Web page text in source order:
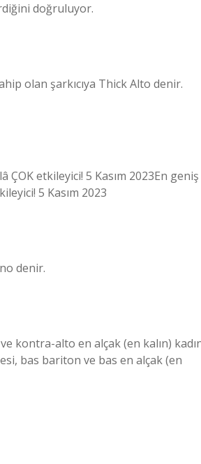
doğruluyor.
olan şarkıcıya Thick Alto denir.
ÇOK etkileyici! 5 Kasım 2023En geniş
5 Kasım 2023
denir.
kontra-alto en alçak (en kalın)
bas bariton ve bas en alçak (en